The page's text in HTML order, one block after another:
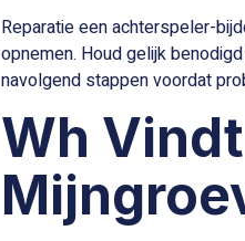
Reparatie een achterspeler-
opnemen. Houd gelijk
navolgend stappen voordat
Wh